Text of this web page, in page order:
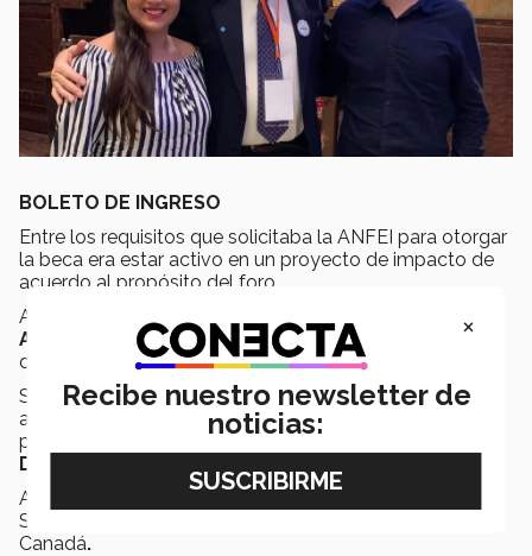
BOLETO DE INGRESO
Entre los requisitos que solicitaba la ANFEI para otorgar
la beca era estar activo en un proyecto de impacto de
acuerdo al propósito del foro.
Ana Cecilia colabora en la
Ambiente y Desarrollo Territorial (SEMADET)
donde investiga el desperdicio de alimento en Jalisco.
Se encuentra involucrada en dicho proyecto desde
antes de su graduación, lo que la motivó a redactar su
postulación para el foro, cuya temática era el
Desarrollo Sostenible.
Actualmente, Luque realiza colaboraciones para
SEMADET y tiene planes de realizar una maestría en
Canadá.
×
Recibe nuestro newsletter de
noticias: